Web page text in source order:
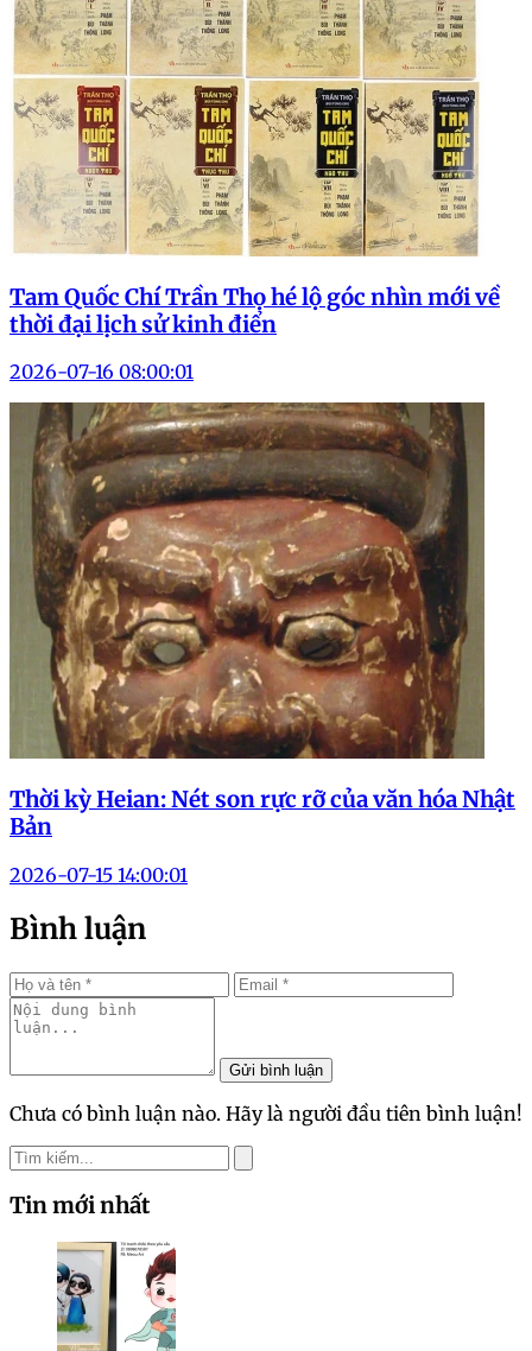
Tam Quốc Chí Trần Thọ hé lộ góc nhìn mới về
thời đại lịch sử kinh điển
2026-07-16 08:00:01
Thời kỳ Heian: Nét son rực rỡ của văn hóa Nhật
Bản
2026-07-15 14:00:01
Bình luận
Gửi bình luận
Chưa có bình luận nào. Hãy là người đầu tiên bình luận!
Tin mới nhất